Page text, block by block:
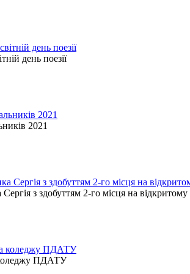
день поезії
2021
з здобуттям 2-го місця на відкритому
ПДАТУ